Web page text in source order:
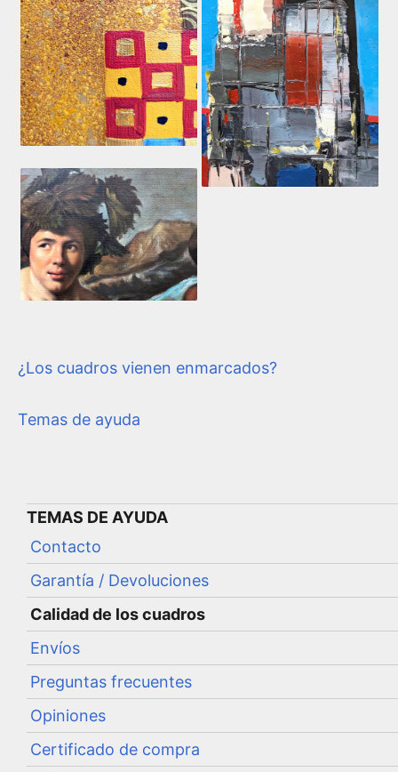
TEMAS DE AYUDA
Contacto
Garantía / Devoluciones
Calidad de los cuadros
Envíos
Preguntas frecuentes
Opiniones
Certificado de compra
¿Los cuadros vienen enmarcados?
Temas de ayuda